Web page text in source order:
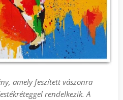
amely feszített vászonra
rendelkezik. A